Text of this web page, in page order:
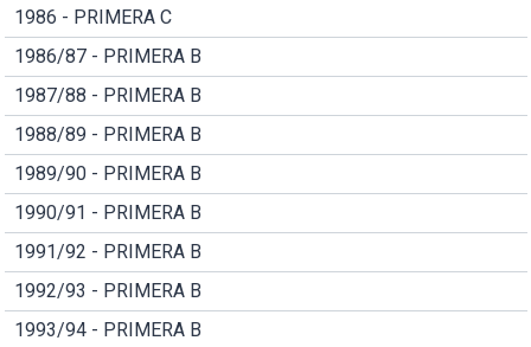
1986 - PRIMERA C
1986/87 - PRIMERA B
1987/88 - PRIMERA B
1988/89 - PRIMERA B
1989/90 - PRIMERA B
1990/91 - PRIMERA B
1991/92 - PRIMERA B
1992/93 - PRIMERA B
1993/94 - PRIMERA B